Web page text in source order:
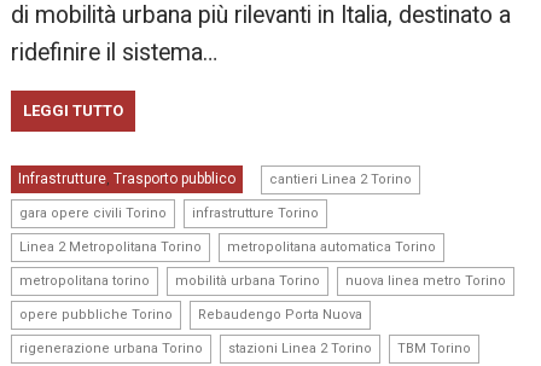
di mobilità urbana più rilevanti in Italia, destinato a
ridefinire il sistema…
LEGGI TUTTO
Infrastrutture, Trasporto pubblico cantieri Linea 2 Torino
gara opere civili Torino infrastrutture Torino
Linea 2 Metropolitana Torino metropolitana automatica Torino
metropolitana torino mobilità urbana Torino nuova linea metro Torino
opere pubbliche Torino Rebaudengo Porta Nuova
rigenerazione urbana Torino stazioni Linea 2 Torino TBM Torino